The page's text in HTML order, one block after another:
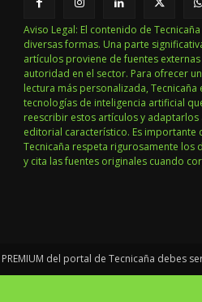
Aviso Legal: El contenido de
diversas formas. Una parte
artículos proviene de fuentes
autoridad en el sector. Para ofrecer
lectura más personalizada, Tecnicaña
tecnologías de inteligencia artificial
reescribir estos artículos y adaptarlos
editorial característico. Es importante
Tecnicaña respeta rigurosamente los
y cita las fuentes originales cuando
del portal de Tecnicaña debes